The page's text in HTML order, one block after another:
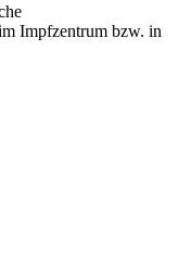
Impfzentrum bzw. in